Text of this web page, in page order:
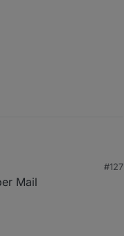
dem Handy)
#127
Mail